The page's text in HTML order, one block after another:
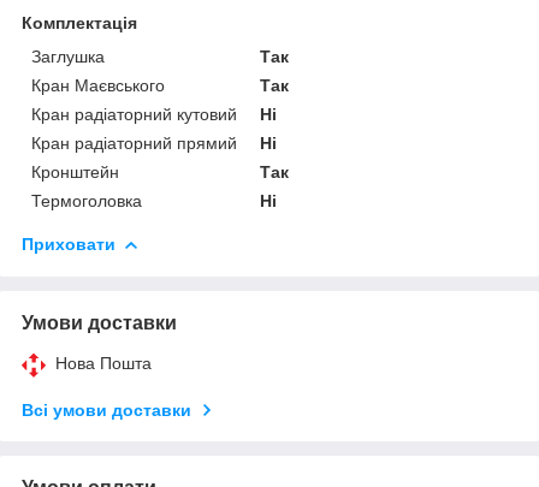
Комплектація
Заглушка
Так
Кран Маєвського
Так
Кран радіаторний кутовий
Ні
Кран радіаторний прямий
Ні
Кронштейн
Так
Термоголовка
Ні
Приховати
Умови доставки
Нова Пошта
Всі умови доставки